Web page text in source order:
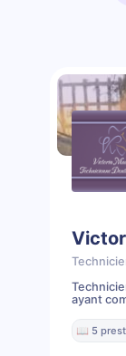
ayant
📖 5